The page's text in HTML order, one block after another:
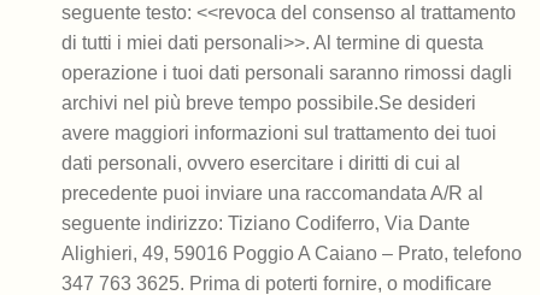
seguente testo: <<revoca del consenso al trattamento
di tutti i miei dati personali>>. Al termine di questa
operazione i tuoi dati personali saranno rimossi dagli
archivi nel più breve tempo possibile.Se desideri
avere maggiori informazioni sul trattamento dei tuoi
dati personali, ovvero esercitare i diritti di cui al
precedente puoi inviare una raccomandata A/R al
seguente indirizzo: Tiziano Codiferro, Via Dante
Alighieri, 49, 59016 Poggio A Caiano – Prato, telefono
347 763 3625. Prima di poterti fornire, o modificare